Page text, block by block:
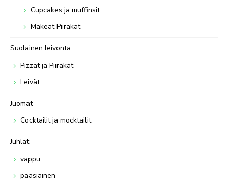
Cupcakes ja muffinsit
Makeat Piirakat
Suolainen leivonta
Pizzat ja Piirakat
Leivät
Juomat
Cocktailit ja mocktailit
Juhlat
vappu
pääsiäinen